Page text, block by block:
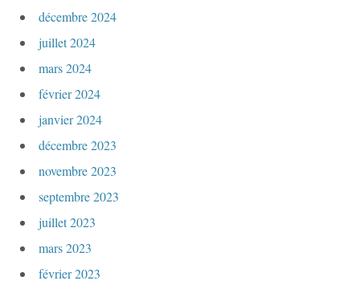
c
l
e
s
décembre 2024
juillet 2024
mars 2024
février 2024
janvier 2024
décembre 2023
novembre 2023
septembre 2023
juillet 2023
mars 2023
février 2023